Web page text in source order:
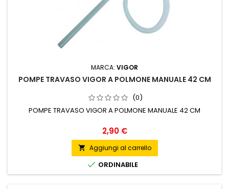
MARCA: VIGOR
POMPE TRAVASO VIGOR A POLMONE MANUALE 42 CM
(0)
POMPE TRAVASO VIGOR A POLMONE MANUALE 42 CM
Prezzo
2,90 €
 Aggiungi al carrello
 ORDINABILE